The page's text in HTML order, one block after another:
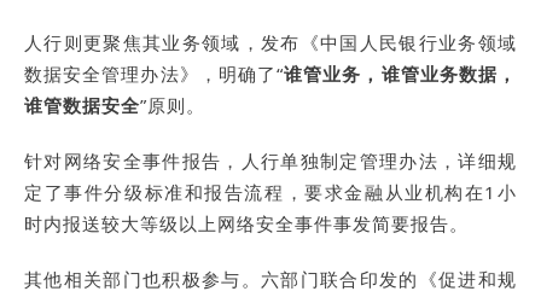
人行则更聚焦其业务领域，发布《中国人民银行业务领域
数据安全管理办法》，明确了“谁管业务，谁管业务数据，
谁管数据安全”原则。
针对网络安全事件报告，人行单独制定管理办法，详细规
定了事件分级标准和报告流程，要求金融从业机构在1小
时内报送较大等级以上网络安全事件事发简要报告。
其他相关部门也积极参与。六部门联合印发的《促进和规